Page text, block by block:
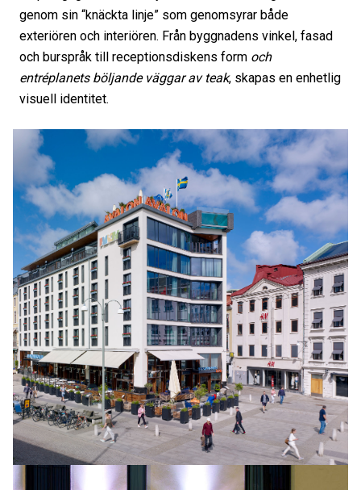
genom sin “knäckta linje” som genomsyrar både
exteriören och interiören. Från byggnadens vinkel, fasad
och burspråk till receptionsdiskens form och
entréplanets böljande väggar av teak, skapas en enhetlig
visuell identitet.